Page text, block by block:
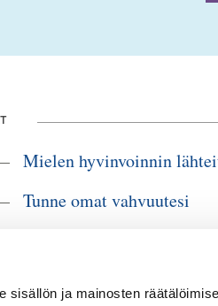
sisällön ja mainosten
Mielen hyvinvoinnin
Tunne omat vahvuutesi